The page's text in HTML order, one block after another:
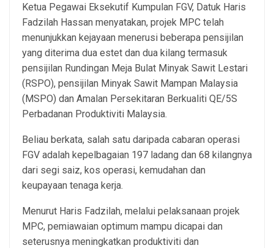
Ketua Pegawai Eksekutif Kumpulan FGV, Datuk Haris
Fadzilah Hassan menyatakan, projek MPC telah
menunjukkan kejayaan menerusi beberapa pensijilan
yang diterima dua estet dan dua kilang termasuk
pensijilan Rundingan Meja Bulat Minyak Sawit Lestari
(RSPO), pensijilan Minyak Sawit Mampan Malaysia
(MSPO) dan Amalan Persekitaran Berkualiti QE/5S
Perbadanan Produktiviti Malaysia.
Beliau berkata, salah satu daripada cabaran operasi
FGV adalah kepelbagaian 197 ladang dan 68 kilangnya
dari segi saiz, kos operasi, kemudahan dan
keupayaan tenaga kerja.
Menurut Haris Fadzilah, melalui pelaksanaan projek
MPC, pemiawaian optimum mampu dicapai dan
seterusnya meningkatkan produktiviti dan